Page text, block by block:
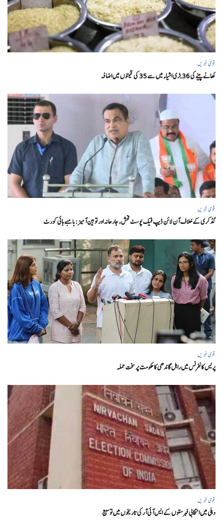
قومی خبریں
کھانے پینے کی 36 بڑی اشیاء میں سے 35 کی قیمتوں میں اضافہ
قومی خبریں
گڈکری کے خلاف آن لائن ڈیپ فیک پوسٹ فحش، جارحانہ اور توہین آمیز:بامبے ہائی کورٹ
قومی خبریں
پریس کانفرنس میں راہل گاندھی کا حکومت پر سخت حملہ
قومی خبریں
دہلی میں انتخابی فہرستوں کے ایس آئی آر کی تاریخوں میں توسیع